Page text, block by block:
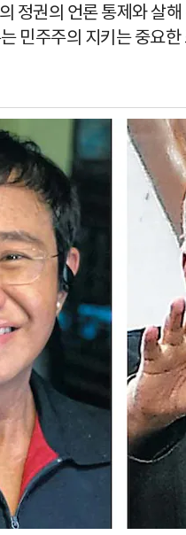
정권의 언론 통제와 살해
민주주의 지키는 중요